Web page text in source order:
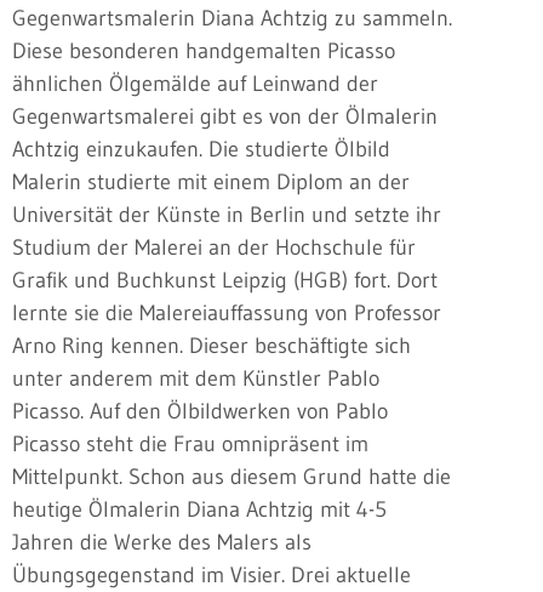
Gegenwartsmalerin Diana Achtzig zu sammeln.
Diese besonderen handgemalten Picasso
ähnlichen Ölgemälde auf Leinwand der
Gegenwartsmalerei gibt es von der Ölmalerin
Achtzig einzukaufen. Die studierte Ölbild
Malerin studierte mit einem Diplom an der
Universität der Künste in Berlin und setzte ihr
Studium der Malerei an der Hochschule für
Grafik und Buchkunst Leipzig (HGB) fort. Dort
lernte sie die Malereiauffassung von Professor
Arno Ring kennen. Dieser beschäftigte sich
unter anderem mit dem Künstler Pablo
Picasso. Auf den Ölbildwerken von Pablo
Picasso steht die Frau omnipräsent im
Mittelpunkt. Schon aus diesem Grund hatte die
heutige Ölmalerin Diana Achtzig mit 4-5
Jahren die Werke des Malers als
Übungsgegenstand im Visier. Drei aktuelle